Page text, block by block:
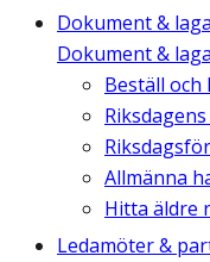
Dokument &
Dokument &
Beställ och
Allmänna
Hitta äldre
Ledamöter &